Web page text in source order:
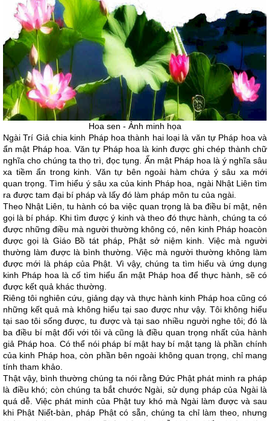
Hoa sen - Ảnh minh họa
Ngài Trí Giả chia kinh Pháp hoa thành hai loại là văn tự Pháp hoa và
ẩn mật Pháp hoa. Văn tự Pháp hoa là kinh được ghi chép thành chữ
nghĩa cho chúng ta thọ trì, đọc tụng. Ẩn mật Pháp hoa là ý nghĩa sâu
xa tiềm ẩn trong kinh. Văn tự bên ngoài hàm chứa ý sâu xa mới
quan trọng. Tìm hiểu ý sâu xa của kinh Pháp hoa, ngài Nhật Liên tìm
ra được tam đại bí pháp và lấy đó làm pháp môn tu của ngài.
Theo Nhật Liên, tu hành có ba việc quan trọng là ba điều bí mật, nên
gọi là bí pháp. Khi tìm được ý kinh và theo đó thực hành, chúng ta có
được những điều mà người thường không có, nên kinh Pháp hoacòn
được gọi là Giáo Bồ tát pháp, Phật sở niệm kinh. Việc mà người
thường làm được là bình thường. Việc mà người thường không làm
được mới là pháp của Phật. Vì vậy, chúng ta tìm hiểu và ứng dụng
kinh Pháp hoa là cố tìm hiểu ẩn mật Pháp hoa để thực hành, sẽ có
được kết quả khác thường.
Riêng tôi nghiên cứu, giảng dạy và thực hành kinh Pháp hoa cũng có
những kết quả mà không hiểu tại sao được như vậy. Tôi không hiểu
tại sao tôi sống được, tu được và tại sao nhiều người nghe tôi; đó là
ba điều bí mật đối với tôi và cũng là điều quan trọng nhất của hành
giả Pháp hoa. Có thể nói pháp bí mật hay bí mật tạng là phần chính
của kinh Pháp hoa, còn phần bên ngoài không quan trọng, chỉ mang
tính tham khảo.
Thật vậy, bình thường chúng ta nói rằng Đức Phật phát minh ra pháp
là điều khó; còn chúng ta bắt chước Ngài, sử dụng pháp của Ngài là
quá dễ. Việc phát minh của Phật tuy khó mà Ngài làm được và sau
khi Phật Niết-bàn, pháp Phật có sẵn, chúng ta chỉ làm theo, nhưng